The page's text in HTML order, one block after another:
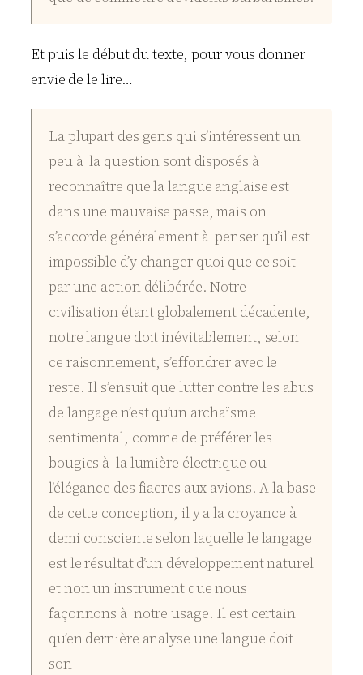
Et puis le début du texte, pour vous donner
envie de le lire…
La plupart des gens qui s’intéressent un
peu à la question sont disposés à
reconnaître que la langue anglaise est
dans une mauvaise passe, mais on
s’accorde généralement à penser qu’il est
impossible d’y changer quoi que ce soit
par une action délibérée. Notre
civilisation étant globalement décadente,
notre langue doit inévitablement, selon
ce raisonnement, s’effondrer avec le
reste. Il s’ensuit que lutter contre les abus
de langage n’est qu’un archaïsme
sentimental, comme de préférer les
bougies à la lumière électrique ou
l’élégance des fiacres aux avions. A la base
de cette conception, il y a la croyance à
demi consciente selon laquelle le langage
est le résultat d’un développement naturel
et non un instrument que nous
façonnons à notre usage. Il est certain
qu’en dernière analyse une langue doit
son